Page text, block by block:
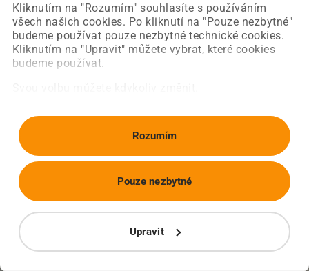
Kliknutím na "Rozumím" souhlasíte s používáním
všech našich cookies. Po kliknutí na "Pouze nezbytné"
budeme používat pouze nezbytné technické cookies.
Kliknutím na "Upravit" můžete vybrat, které cookies
budeme používat.
Rozumím
Upravit
Pouze nezbytné
Obnovit stránku Úvodní strana